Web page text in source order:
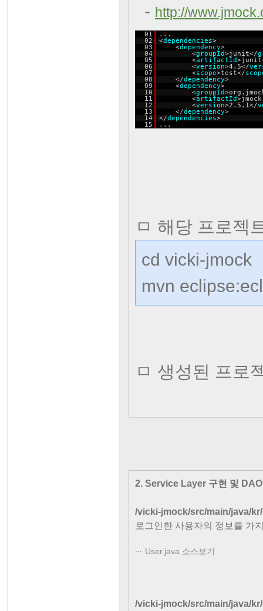
- http://
01
...
02
<dependencies>
03
<dependency>
04
<groupId>junit</
05
<artifactId
06
<version>4.5</
07
<scope>test</
08
</dependency>
09
<dependency>
10
<groupId
11
<artifactId
12
<version>2.5.1</
13
</dependency>
14
</dependencies>
15
...
ㅁ 해당 프로젝
cd vicki-jmock
mvn
ㅁ 생성된 프로
2. Service Layer 구현 및
/vicki-jmock/src/main/java/
로그인한 사용자의 정보를 가
User.java 소스보기
/vicki-jmock/src/main/java/